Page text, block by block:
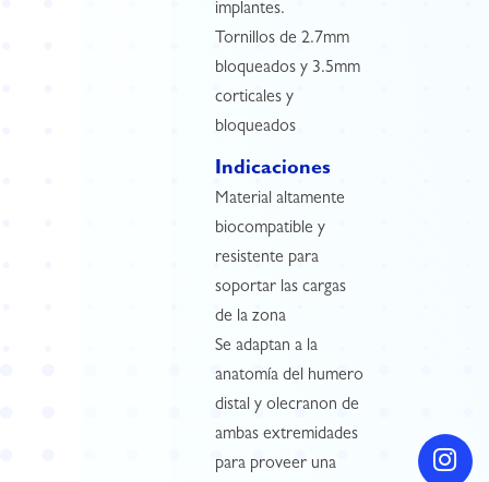
implantes.
Tornillos de 2.7mm
bloqueados y 3.5mm
corticales y
bloqueados
Indicaciones
Material altamente
biocompatible y
resistente para
soportar las cargas
de la zona
Se adaptan a la
anatomía del humero
distal y olecranon de
ambas extremidades
para proveer una